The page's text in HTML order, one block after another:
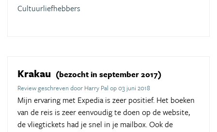
Cultuurliefhebbers
Krakau (bezocht in september 2017)
Review geschreven door Harry Pal op 03 juni 2018
Mijn ervaring met Expedia is zeer positief. Het boeken
van de reis is zeer eenvoudig te doen op de website,
de vliegtickets had je snel in je mailbox. Ook de